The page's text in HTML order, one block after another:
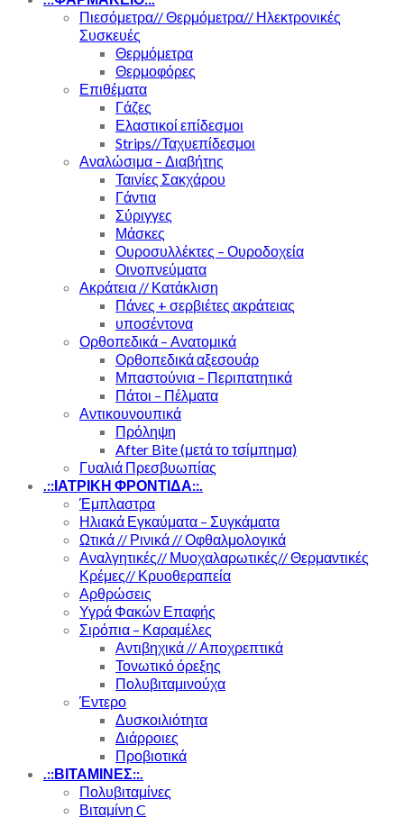
Πιεσόμετρα// Θερμόμετρα// Ηλεκτρονικές
Συσκευές
Θερμόμετρα
Θερμοφόρες
Επιθέματα
Γάζες
Ελαστικοί επίδεσμοι
Strips//Ταχυεπίδεσμοι
Αναλώσιμα – Διαβήτης
Ταινίες Σακχάρου
Γάντια
Σύριγγες
Μάσκες
Ουροσυλλέκτες – Ουροδοχεία
Οινοπνεύματα
Ακράτεια // Κατάκλιση
Πάνες + σερβιέτες ακράτειας
υποσέντονα
Ορθοπεδικά – Ανατομικά
Ορθοπεδικά αξεσουάρ
Μπαστούνια – Περιπατητικά
Πάτοι – Πέλματα
Αντικουνουπικά
Πρόληψη
After Bite (μετά το τσίμπημα)
Γυαλιά Πρεσβυωπίας
.::ΙΑΤΡΙΚΗ ΦΡΟΝΤΙΔΑ::.
Έμπλαστρα
Ηλιακά Εγκαύματα – Συγκάματα
Ωτικά // Ρινικά // Οφθαλμολογικά
Αναλγητικές// Μυοχαλαρωτικές// Θερμαντικές
Κρέμες// Κρυοθεραπεία
Αρθρώσεις
Υγρά Φακών Επαφής
Σιρόπια – Καραμέλες
Αντιβηχικά // Αποχρεπτικά
Τονωτικό όρεξης
Πολυβιταμινούχα
Έντερο
Δυσκοιλιότητα
Διάρροιες
Προβιοτικά
.::ΒΙΤΑΜΙΝΕΣ::.
Πολυβιταμίνες
Βιταμίνη C